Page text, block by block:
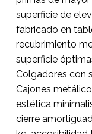
superficie de
fabricado en
recubrimiento
superficie
Colgadores con
Cajones
estética
cierre